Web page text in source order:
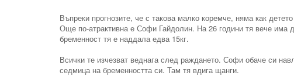
Въпреки прогнозите, че с такова малко коремче, няма как
Още по-атрактивна е Софи Гайдолин. На 26 години тя вече има
бременност тя е наддала едва 15кг.
Всички те изчезват веднага след раждането. Софи обаче си
седмица на бременността си. Там тя вдига щанги.